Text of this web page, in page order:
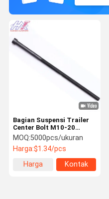
Bagian Suspensi Trailer
Center Bolt M10-20
L200/190/180mm
Elektroforesis Hitam
Untuk Truk Leaf Spring
Produksi Disesuaikan
MOQ:5000pcs/ukuran
Harga:$1.34/pcs
Harga
Kontak